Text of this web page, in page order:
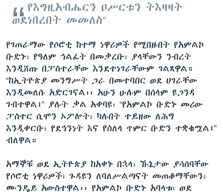
የእግዚአብሔርን ዐሥርቱን ትእዛዛት
ወደነበረበት መመለስ”
የገጠራማው የሶሮቲ ከተማ ነዋሪዎች የሚበዙበት የአምልኮ
ቡድኑ፣ የዓለም ኅልፈት በመቃረቡ፣ ያላቸውን ንብረት
እንዲሸጡ በፓስተራቸው እንደተነገራቸውም ገልጸዋል።
“ከኢትዮጵያ መንግሥት ጋራ በመተባበር ወደ ሀገራቸው
እንዲመለሱ አድርገናል፡፡ አሁን ሁሉም በሰላም ዩጋንዳ
ገብተዋል፤” ያሉት ቃል አቀባዩ፣ “የአምልኮ ቡድኑ መሪው
ፓስተር ሲሞን ኦፖሎት፣ ካሉበት ተይዘው ለሕግ
እንዲቀርቡ፣ የደኅንነት እና የስለላ ጥምር ቡድን ተቋቁሟል፤”
ብለዋል።
አማኞቹ ወደ ኢትዮጵያ ከአቀኑ በኋላ፣ ኹኔታው ያሳሰባቸው
የሶሮቲ ነዋሪዎች፣ ጉዳዩን ለባለሥልጣናት መጠቆማቸውን፣
ሙንዴይ አውስተዋል፡፡ የአምልኮ ቡድኑ አባላቱ፣ ወደ